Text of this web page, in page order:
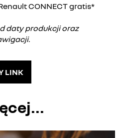
CONNECT gratis*
daty produkcji oraz
LINK